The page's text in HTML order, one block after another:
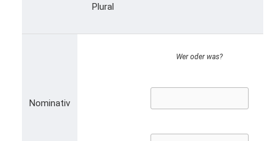
Plural
Nominativ
Wer oder was?